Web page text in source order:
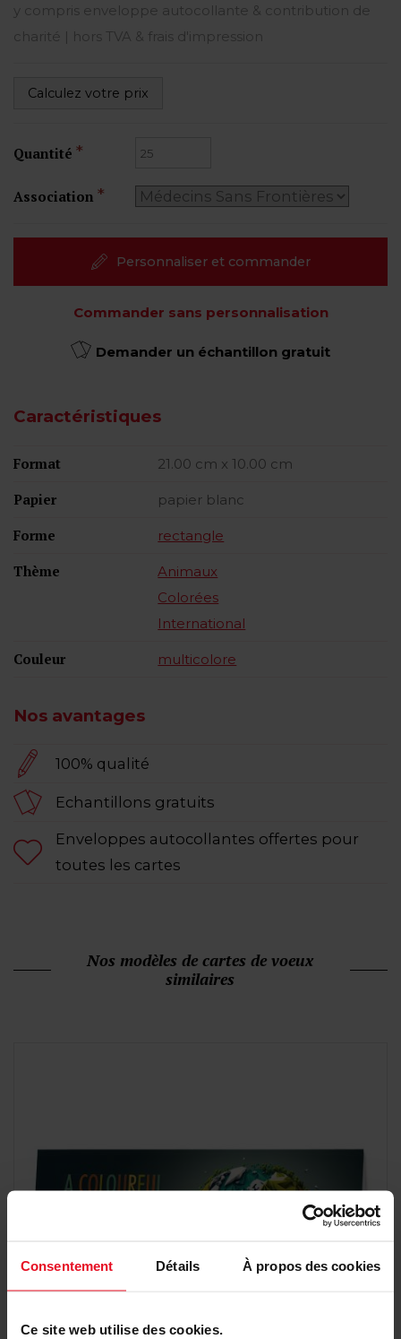
Consentement Détails À propos des cookies
Ce site web utilise des cookies.
y compris enveloppe autocollante & contribution de
charité | hors TVA & frais d'impression
Calculez votre prix
Quantité
Association
Personnaliser et commander
Commander sans personnalisation
Demander un échantillon gratuit
Caractéristiques
Format 21.00 cm x 10.00 cm
Papier papier blanc
Forme rectangle
Thème
Animaux
Colorées
International
Couleur multicolore
Nos avantages
100% qualité
Echantillons gratuits
Enveloppes autocollantes offertes pour
toutes les cartes
Nos modèles de cartes de voeux
similaires